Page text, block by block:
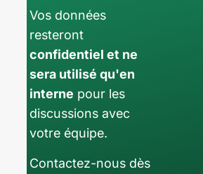
Vos données
resteront
confidentiel et ne
sera utilisé qu'en
interne pour les
discussions avec
votre équipe.
Contactez-nous dès